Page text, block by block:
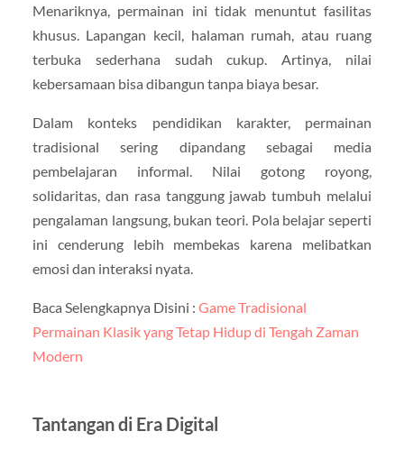
Menariknya, permainan ini tidak menuntut fasilitas
khusus. Lapangan kecil, halaman rumah, atau ruang
terbuka sederhana sudah cukup. Artinya, nilai
kebersamaan bisa dibangun tanpa biaya besar.
Dalam konteks pendidikan karakter, permainan
tradisional sering dipandang sebagai media
pembelajaran informal. Nilai gotong royong,
solidaritas, dan rasa tanggung jawab tumbuh melalui
pengalaman langsung, bukan teori. Pola belajar seperti
ini cenderung lebih membekas karena melibatkan
emosi dan interaksi nyata.
Baca Selengkapnya Disini : Game Tradisional
Permainan Klasik yang Tetap Hidup di Tengah Zaman
Modern
Tantangan di Era Digital